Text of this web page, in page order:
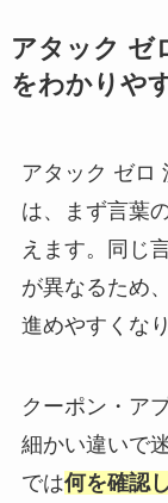
アタック ゼ
をわかりや
アタック ゼロ
は、まず言葉
えます。同じ
が異なるため
進めやすくな
クーポン・ア
細かい違いで
では何を確認